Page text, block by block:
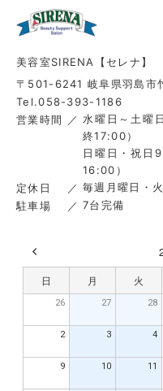
美容室SIRENA【セレナ】
〒501-6241 岐阜県羽島市
Tel.058-393-1186
営業時間
水曜日～土曜
終17:00）
日曜日・祝日
16:00）
定休日
毎週月曜日・
駐車場
7台完備
日 月 火
26 27 28
2 3 4
9 10 11